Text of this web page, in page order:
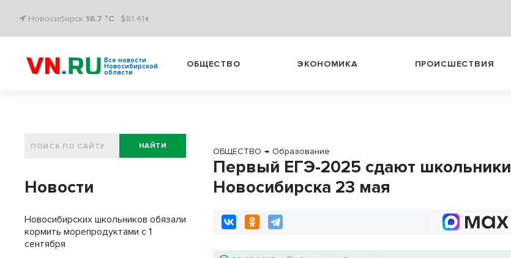
Новосибирск 16.7 °C $81.41↑
Все новости
Новосибирской
области
ОБЩЕСТВО ЭКОНОМИКА ПРОИСШЕСТВИЯ
ОБЩЕСТВО → Образование
Первый ЕГЭ-2025 сдают школьники
Новосибирска 23 мая
НАЙТИ
Новости
Новосибирских школьников обязали
кормить морепродуктами с 1
сентября